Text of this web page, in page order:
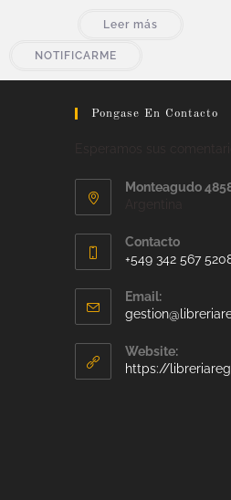
Leer más
NOTIFICARME
Pongase En Contacto
Monteagudo
Contacto
+549 342 567
Email:
Website:
https://